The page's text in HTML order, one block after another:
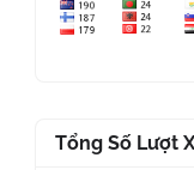
Tổng Số Lượt